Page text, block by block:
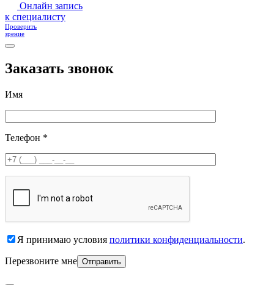
Онлайн запись
к специалисту
Проверить
зрение
Заказать звонок
Имя
Телефон *
Я принимаю условия политики конфиденциальности.
Перезвоните мне